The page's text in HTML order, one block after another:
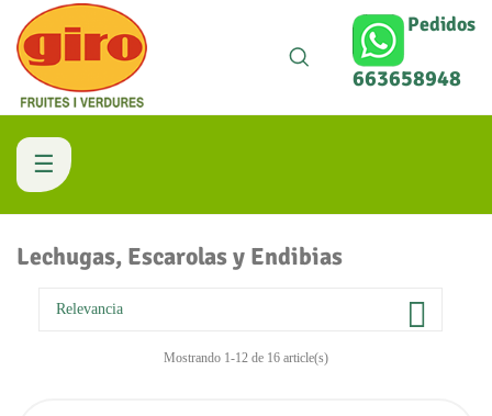
Pedidos
663658948
Navegación
de
palanca
☰
Lechugas, Escarolas y Endibias
Relevancia 
Mostrando 1-12 de 16 article(s)